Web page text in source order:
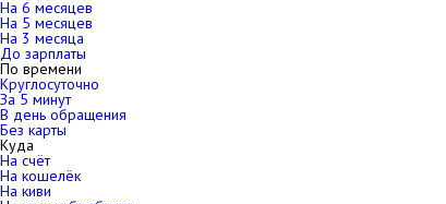
На 6 месяцев
На 5 месяцев
На 3 месяца
До зарплаты
По времени
Круглосуточно
За 5 минут
В день обращения
Без карты
Куда
На счёт
На кошелёк
На киви